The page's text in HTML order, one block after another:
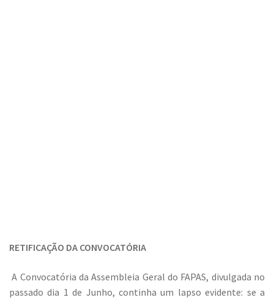
RETIFICAÇÃO DA CONVOCATÓRIA
A Convocatória da Assembleia Geral do FAPAS, divulgada no
passado dia 1 de Junho, continha um lapso evidente: se a